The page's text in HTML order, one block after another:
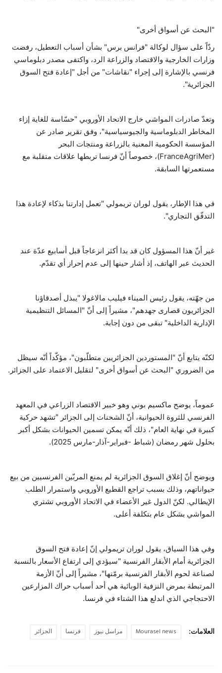
"البحث عن أسواق أخرى"
ردّاً على سؤال لوكالة "فرانس برس" بشأن أسباب التعطيل، رفضت
وزارات الخارجية والاقتصاد والزراعة الرد، واكتفى مصدر دبلوماسي
فرنسي بالإشارة إلى إجراء "نقاشات" من أجل "إعادة فتح السوق
الجزائرية".
وتعدّ صادرات المواشي خارج الاتحاد الأوروبي "حسّاسة للغاية إزاء
المخاطر الدبلوماسية والجيوسياسية"، وفق تقرير صادر عن
المؤسسة الحكومية المعنية بالزراعة ومنتجات البحر
(FranceAgriMer)، خصوصاً أنّ فرنسا تربطها علاقات متقلبة مع
مستعمرتها السابقة.
في هذا الإطار، يقول لوران تريمولي "تعمل إدارتنا بذكاء لإعادة هذا
التدفّق التجاري".
غير أنّ هذا المسؤول كان قد بدا أكثر انزعاجاً قبل أسابيع عدّة عند
الحديث عبر الهاتف، إذ أشار حينها إلى عدم إحراز أي تقدّم.
من جهّته، يقول رئيس الميناء فيليب مالاغولا "يبذل أصدقاؤنا
الجزائريون قصارى جهدهم"، مشيراً إلى أنّ "المسائل التنظيمية
الإدارية الداخلية" تبقى من دون إجابة.
لكنّه يتابع أنّ "المستوردين الجزائريين متطلّبون"، مؤكّداً أنّه سيظل
من الضروري "البحث عن أسواق أخرى" لتقليل الاعتماد على الجزائر.
عموماً، يوضح ماكسيم بوني وهو خبير الاقتصاد الزراعي في المعهد
الفرنسي للثروة الحيوانية، أنّ الشحنات إلى الجزائر "تشهد حركية
كبيرة في نهاية العام"، ذلك أنّه يمكن تسمين الحيوانات بشكل أكبر
بحلول شهر رمضان (شباط -فبراير-آذار-مارس 2025).
ويوضح أنّ إغلاق السوق الجزائرية لم يمنع المربّين الفرنسيين من بيع
حيواناتهم، وذلك بسبب تراجع القطيع الأوروبي واستمرار الطلب
الإيطالي. لكنّ الدول غير الأعضاء في الاتحاد الأوروبي تشتري
المواشي بشكل عام بتكلفة أعلى.
وفي هذا السياق، يقول لوران تريمولي إنّ إعادة فتح السوق
الجزائرية أمام الأبقار الفرنسية "سيؤدي إلى ارتفاع الأسعار بالنسبة
لصناعة لحوم الأبقار الفرنسية برمّتها"، مشيراً إلى أنّ الأزمة
المرتبطة بمرض النزفية الوبائية هي أحد أسباب حراك المزارعين
الاحتجاجي الذي اندلع هذا الشتاء في فرنسا.
العلامات: Mourasel news مراسل نيوز فرنسا الجزائر